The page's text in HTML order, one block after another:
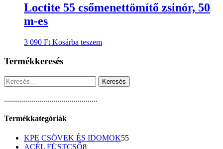
Loctite 55 csőmenettömítő zsinór, 50
m-es
3 090 Ft Kosárba teszem
Termékkeresés
Keresés:
...............................................
Termékkategóriák
KPE CSÖVEK ÉS IDOMOK5555
ACÉL FÜSTCSŐ88